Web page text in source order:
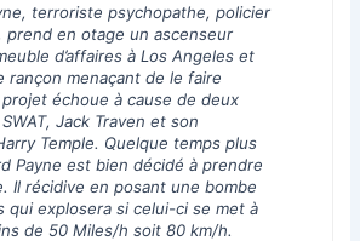
terroriste psychopathe, policier
prend en otage un ascenseur
d’affaires à Los Angeles et
rançon menaçant de le faire
échoue à cause de deux
Jack Traven et son
Temple. Quelque temps plus
Payne est bien décidé à prendre
Il récidive en posant une bombe
qui explosera si celui-ci se met à
de 50 Miles/h soit 80 km/h.